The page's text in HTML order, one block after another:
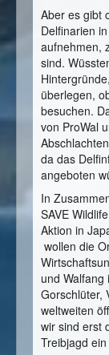
Aber es gibt
Delfinarien
aufnehmen,
sind.
überlegen,
besuchen.
von ProWal
da das
angeboten
In
SAVE
Aktion in
wollen die
und
Gorschlüter,
weltweiten
wir sind erst
Treibjagd